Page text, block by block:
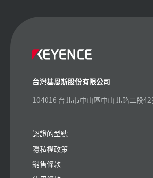
台灣基恩斯股份有限公司
104016 台北市中山區中山北路二段
認證的型號
隱私權政策
銷售條款